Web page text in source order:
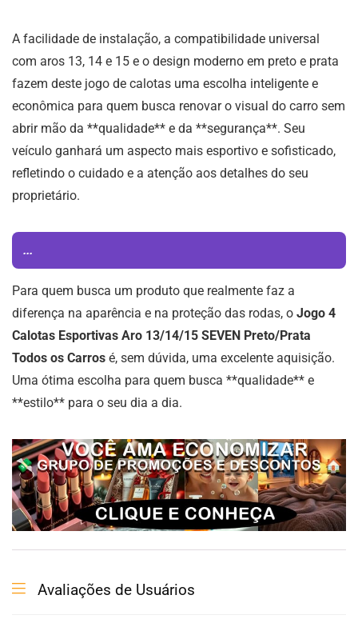
A facilidade de instalação, a compatibilidade universal
com aros 13, 14 e 15 e o design moderno em preto e prata
fazem deste jogo de calotas uma escolha inteligente e
econômica para quem busca renovar o visual do carro sem
abrir mão da **qualidade** e da **segurança**. Seu
veículo ganhará um aspecto mais esportivo e sofisticado,
refletindo o cuidado e a atenção aos detalhes do seu
proprietário.
...
Para quem busca um produto que realmente faz a
diferença na aparência e na proteção das rodas, o Jogo 4
Calotas Esportivas Aro 13/14/15 SEVEN Preto/Prata
Todos os Carros é, sem dúvida, uma excelente aquisição.
Uma ótima escolha para quem busca **qualidade** e
**estilo** para o seu dia a dia.
Avaliações de Usuários